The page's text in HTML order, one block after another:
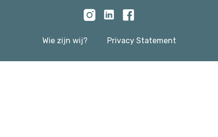
Wie zijn wij? Privacy Statement